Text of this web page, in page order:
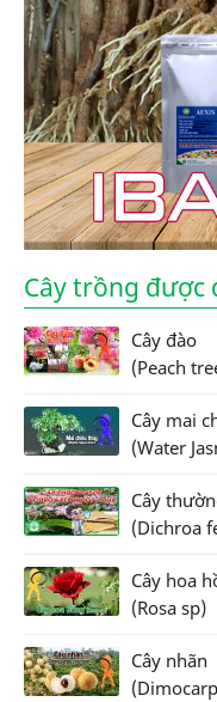
Cây trồng được
Cây đào
(Peach
Cây mai
(Water
Cây
(Dichroa
Cây hoa
(Rosa sp)
Cây nhãn